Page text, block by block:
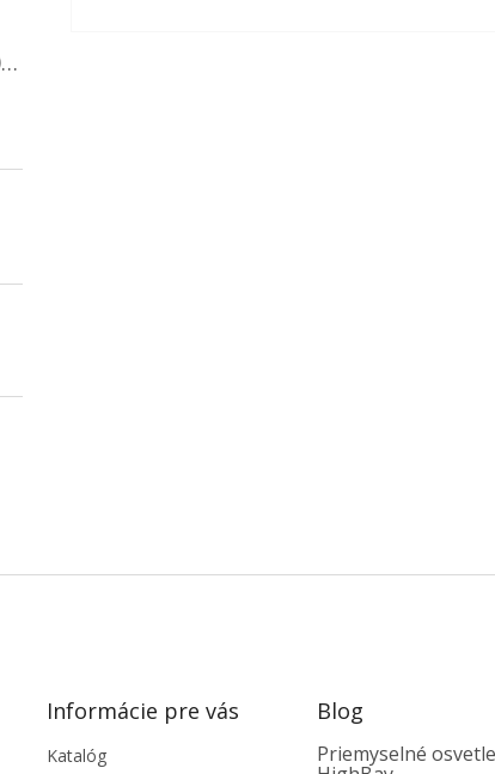
LED pracovné svetlo 30W, 2600LM, 12V/24V, IP67/2-PACK! [LB0087]
Informácie pre vás
Katalóg
Blog
Priemyselné